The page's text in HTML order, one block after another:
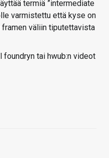
termiä ”intermediate
varmistettu että kyse on
framen väliin tiputettavista
foundryn tai hwub:n videot